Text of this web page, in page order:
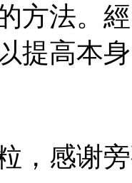
方法。
提高本
，感谢